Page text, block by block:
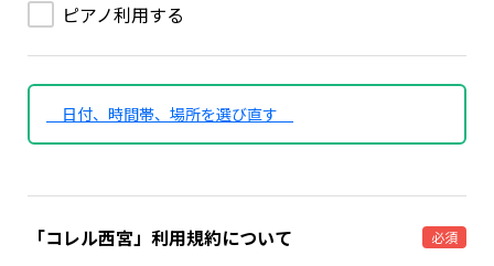
ピアノ利用する
日付、時間帯、場所を選び直す
「コレル西宮」利用規約について 必須